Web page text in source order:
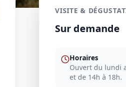
VISITE &
Sur demande
Horaires
Ouvert du lundi
et de 14h à 18h.